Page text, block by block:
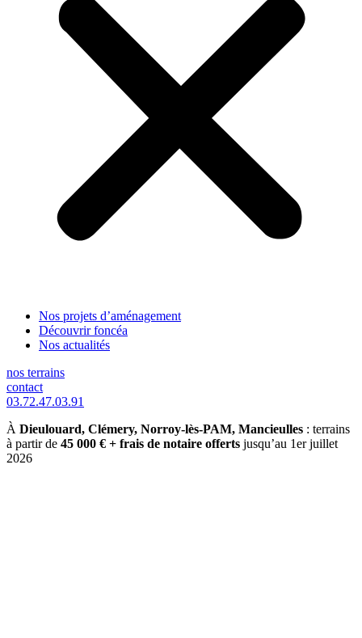
Nos projets d’aménagement
Découvrir foncéa
Nos actualités
nos terrains
contact
03.72.47.03.91
À Dieulouard, Clémery, Norroy-lès-PAM, Mancieulles : terrains
à partir de 45 000 € + frais de notaire offerts jusqu’au 1er juillet
2026